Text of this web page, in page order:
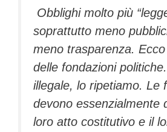
b
o
o
k
d
s
dI
n
a
m
Obblighi molto più
soprattutto meno
meno trasparenza.
delle fondazioni
illegale, lo ripetiamo. Le
devono essenzialmente
loro atto costitutivo e il